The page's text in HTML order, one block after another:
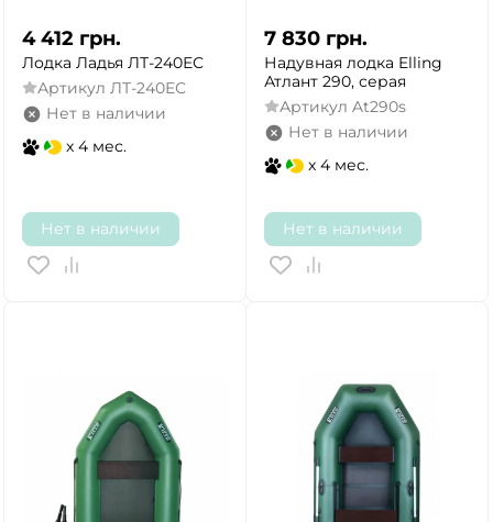
4 412 грн.
Лодка Ладья ЛТ-240ЕС
Артикул ЛТ-240ЕС
Нет в наличии
x 4 мес.
Нет в наличии
7 830 грн.
Надувная лодка Elling
Атлант 290, серая
Артикул At290s
Нет в наличии
x 4 мес.
Нет в наличии